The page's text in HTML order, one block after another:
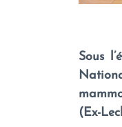
Sous
(Ex-